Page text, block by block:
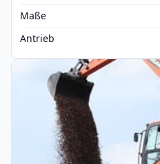
Maße
Antrieb